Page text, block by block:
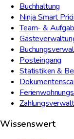
Buchhaltung
Ninja Smart
Team- &
Posteingang
Statistiken &
Wissenswert